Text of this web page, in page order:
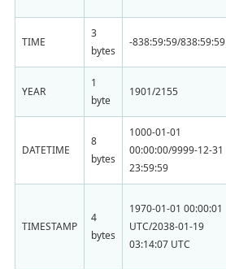
TIME
3
bytes
-838:59:59/838:59:59
YEAR
1
byte
1901/2155
DATETIME
8
bytes
1000-01-01
00:00:00/9999-12-31
23:59:59
TIMESTAMP
4
bytes
1970-01-01 00:00:01
UTC/2038-01-19
03:14:07 UTC